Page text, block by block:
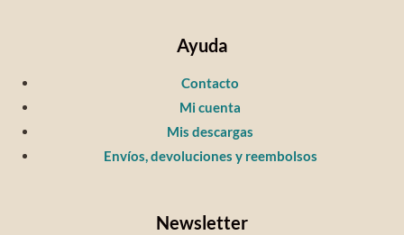
Ayuda
Contacto
Mi cuenta
Mis descargas
Envíos, devoluciones y reembolsos
Newsletter